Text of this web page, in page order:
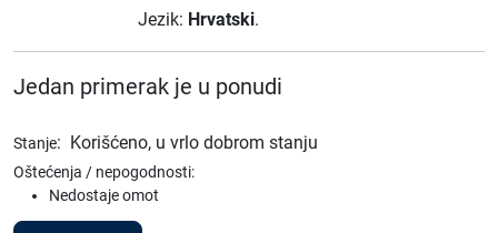
Jezik: Hrvatski.
Jedan primerak je u ponudi
Stanje: Korišćeno, u vrlo dobrom stanju
Oštećenja / nepogodnosti:
Nedostaje omot